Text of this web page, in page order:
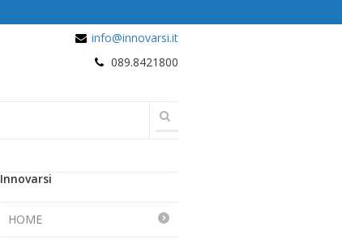
info@innovarsi.it
089.8421800
Innovarsi
HOME